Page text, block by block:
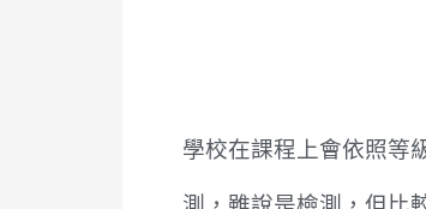
學校在課程上會依照等